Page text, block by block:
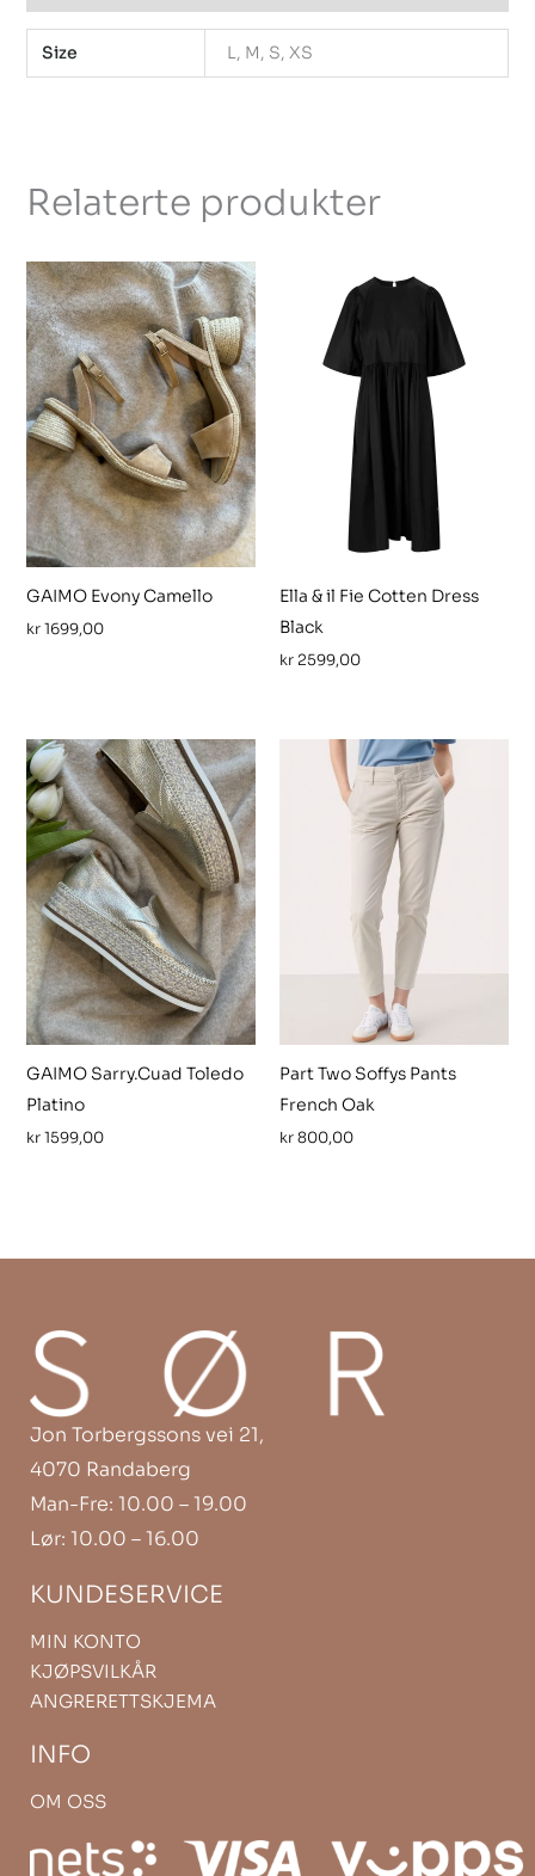
Size L, M, S, XS
Relaterte produkter
GAIMO Evony Camello
kr1699,00
Ella & il Fie Cotten Dress
Black
kr 2599,00
GAIMO Sarry.Cuad Toledo
Platino
kr1599,00
Part Two Soffys Pants
French Oak
kr800,00
Jon Torbergssons vei 21,
4070 Randaberg
Man-Fre: 10.00 – 19.00
Lør: 10.00 – 16.00
KUNDESERVICE
MIN KONTO
KJØPSVILKÅR
ANGRERETTSKJEMA
INFO
OM OSS